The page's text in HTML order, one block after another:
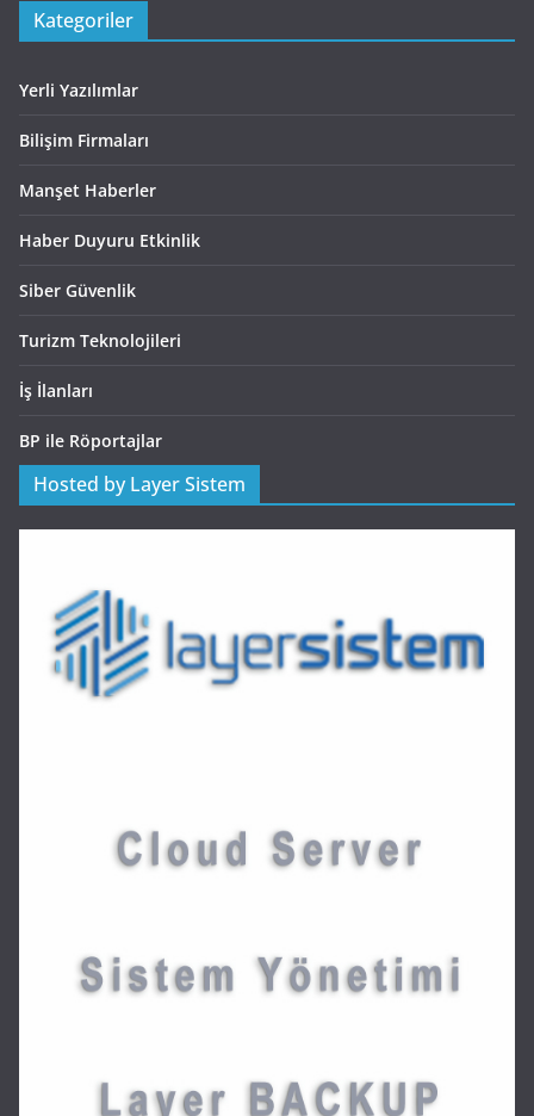
Kategoriler
Yerli Yazılımlar
Bilişim Firmaları
Manşet Haberler
Haber Duyuru Etkinlik
Siber Güvenlik
Turizm Teknolojileri
İş İlanları
BP ile Röportajlar
Hosted by Layer Sistem